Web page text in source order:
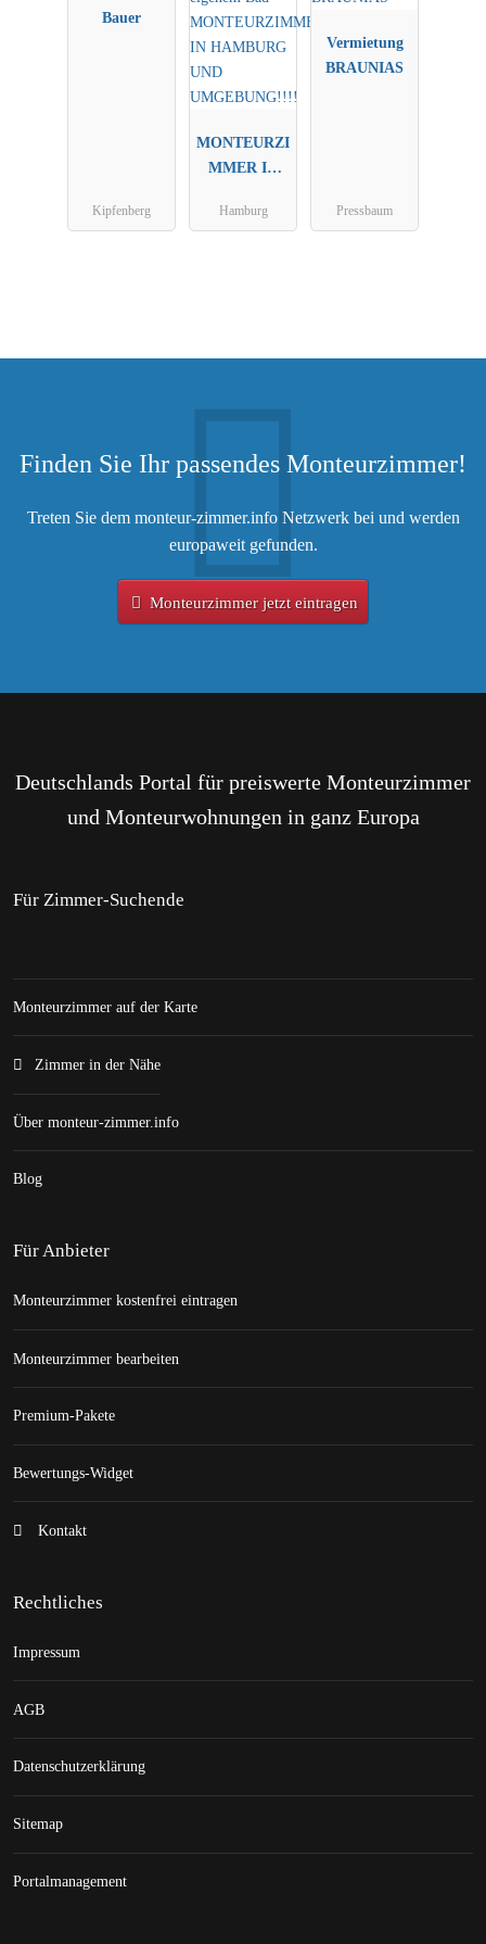
Bauer
Kipfenberg
MONTEURZI
MMER IN
UND
Hamburg
Vermietung
BRAUNIAS
Pressbaum
Finden Sie Ihr passendes Monteurzimmer!
Treten Sie dem monteur-zimmer.info Netzwerk bei und werden
europaweit gefunden.
Monteurzimmer jetzt eintragen
Deutschlands Portal für preiswerte Monteurzimmer
und Monteurwohnungen in ganz Europa
Für Zimmer-Suchende
Monteurzimmer auf der Karte
Zimmer in der Nähe
Über monteur-zimmer.info
Blog
Für Anbieter
Monteurzimmer kostenfrei eintragen
Monteurzimmer bearbeiten
Premium-Pakete
Bewertungs-Widget
Kontakt
Rechtliches
Impressum
AGB
Datenschutzerklärung
Sitemap
Portalmanagement